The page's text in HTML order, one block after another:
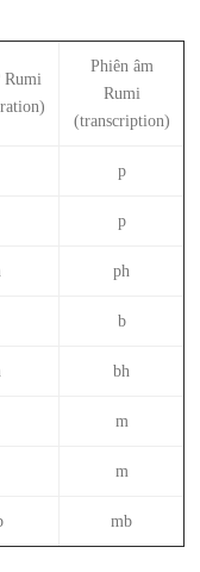
Rumi
Phiên âm
Rumi
(transcription)
p
p
ph
b
bh
m
m
mb